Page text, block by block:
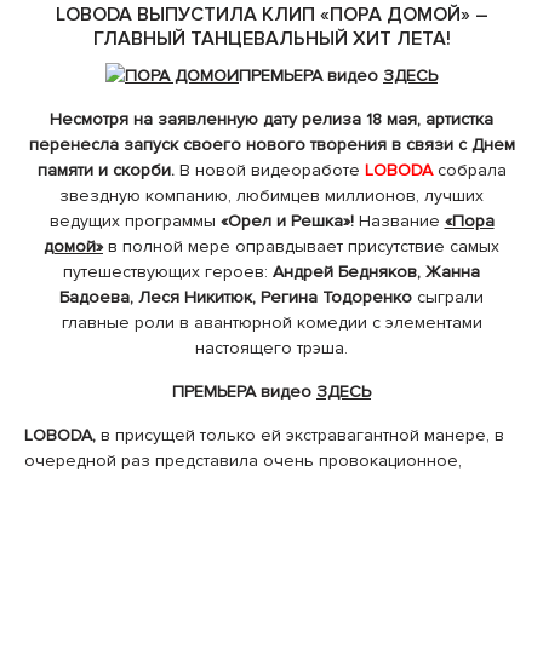
LOBODA ВЫПУСТИЛА КЛИП «ПОРА ДОМОЙ» –
ГЛАВНЫЙ ТАНЦЕВАЛЬНЫЙ ХИТ ЛЕТА!
ПРЕМЬЕРА видео ЗДЕСЬ
Несмотря на заявленную дату релиза 18 мая, артистка
перенесла запуск своего нового творения в связи с Днем
памяти и скорби. В новой видеоработе LOBODA собрала
звездную компанию, любимцев миллионов, лучших
ведущих программы «Орел и Решка»!Название «Пора
домой»в полной мере оправдывает присутствие самых
путешествующих героев: Андрей Бедняков, Жанна
Бадоева, Леся Никитюк, Регина Тодоренко сыграли
главные роли в авантюрной комедии с элементами
настоящего трэша.
ПРЕМЬЕРА видео ЗДЕСЬ
LOBODA, в присущей только ей экстравагантной манере, в
очередной раз представила очень провокационное,